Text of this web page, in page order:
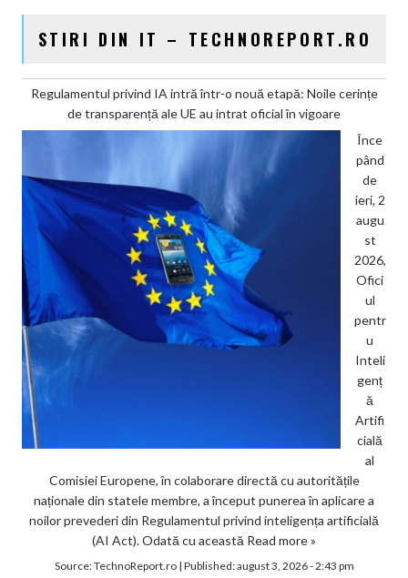
STIRI DIN IT – TECHNOREPORT.RO
Regulamentul privind IA intră într-o nouă etapă: Noile cerințe
de transparență ale UE au intrat oficial în vigoare
Înce
pând
de
ieri, 2
augu
st
2026,
Ofici
ul
pentr
u
Inteli
genț
ă
Artifi
cială
al
Comisiei Europene, în colaborare directă cu autoritățile
naționale din statele membre, a început punerea în aplicare a
noilor prevederi din Regulamentul privind inteligența artificială
(AI Act). Odată cu această Read more »
Source:TechnoReport.ro| Published:august 3, 2026 - 2:43 pm